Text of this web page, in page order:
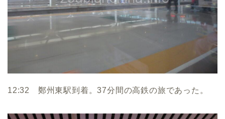
12:32 鄭州東駅到着。37分間の高鉄の旅であった。